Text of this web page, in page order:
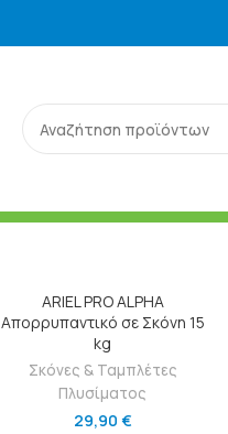
ΠΡΟΣΘΉΚΗ ΣΤΟ ΚΑΛΆΘΙ
ARIEL PRO ALPHA
Απορρυπαντικό σε Σκόνη 15
kg
Σκόνες & Ταμπλέτες
Πλυσίματος
29,90 €